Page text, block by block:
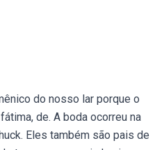
do nosso lar porque o
de. A boda ocorreu na
Eles também são pais de